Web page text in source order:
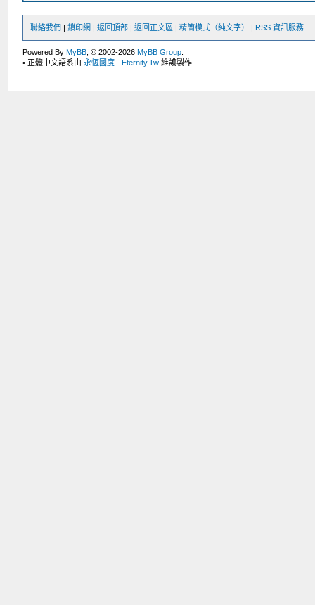
聯絡我們 |鎖印網 |返回頂部 |返回正文區 |精簡模式（純文字） | RSS 資訊服務
Powered ByMyBB , © 2002-2026MyBB Group
• 正體中文語系由永恆國度 - Eternity.Tw 維護製作.